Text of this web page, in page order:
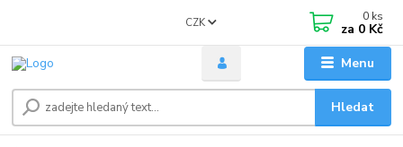
Menu
CZK
Hledat
0 ks
za 0 Kč